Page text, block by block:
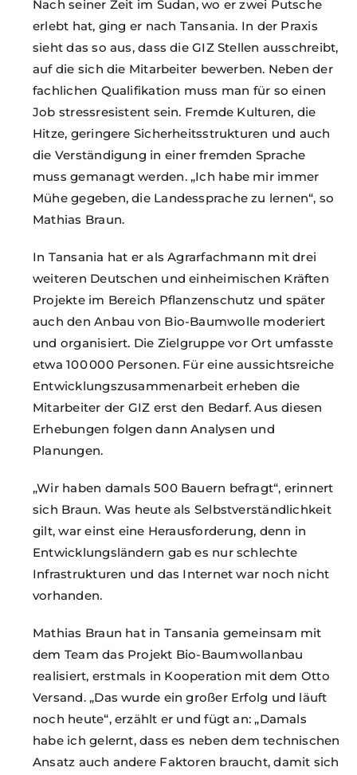
Nach seiner Zeit im Sudan, wo er zwei Putsche
erlebt hat, ging er nach Tansania. In der Praxis
sieht das so aus, dass die GIZ Stellen ausschreibt,
auf die sich die Mitarbeiter bewerben. Neben der
fachlichen Qualifikation muss man für so einen
Job stressresistent sein. Fremde Kulturen, die
Hitze, geringere Sicherheitsstrukturen und auch
die Verständigung in einer fremden Sprache
muss gemanagt werden. „Ich habe mir immer
Mühe gegeben, die Landessprache zu lernen“, so
Mathias Braun.
In Tansania hat er als Agrarfachmann mit drei
weiteren Deutschen und einheimischen Kräften
Projekte im Bereich Pflanzenschutz und später
auch den Anbau von Bio-Baumwolle moderiert
und organisiert. Die Zielgruppe vor Ort umfasste
etwa 100 000 Personen. Für eine aussichtsreiche
Entwicklungszusammenarbeit erheben die
Mitarbeiter der GIZ erst den Bedarf. Aus diesen
Erhebungen folgen dann Analysen und
Planungen.
„Wir haben damals 500 Bauern befragt“, erinnert
sich Braun. Was heute als Selbstverständlichkeit
gilt, war einst eine Herausforderung, denn in
Entwicklungsländern gab es nur schlechte
Infrastrukturen und das Internet war noch nicht
vorhanden.
Mathias Braun hat in Tansania gemeinsam mit
dem Team das Projekt Bio-Baumwollanbau
realisiert, erstmals in Kooperation mit dem Otto
Versand. „Das wurde ein großer Erfolg und läuft
noch heute“, erzählt er und fügt an: „Damals
habe ich gelernt, dass es neben dem technischen
Ansatz auch andere Faktoren braucht, damit sich